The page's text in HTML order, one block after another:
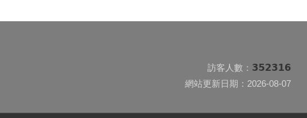
訪客人數： 352316
網站更新日期：2026-08-07